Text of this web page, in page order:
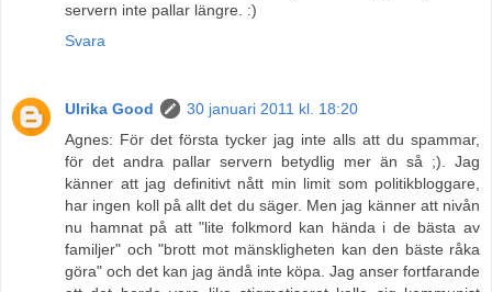
servern inte pallar längre. :)
Svara
Ulrika Good
30 januari 2011 kl. 18:20
Agnes: För det första tycker jag inte alls att du spammar,
för det andra pallar servern betydlig mer än så ;). Jag
känner att jag definitivt nått min limit som politikbloggare,
har ingen koll på allt det du säger. Men jag känner att nivån
nu hamnat på att "lite folkmord kan hända i de bästa av
familjer" och "brott mot mänskligheten kan den bäste råka
göra" och det kan jag ändå inte köpa. Jag anser fortfarande